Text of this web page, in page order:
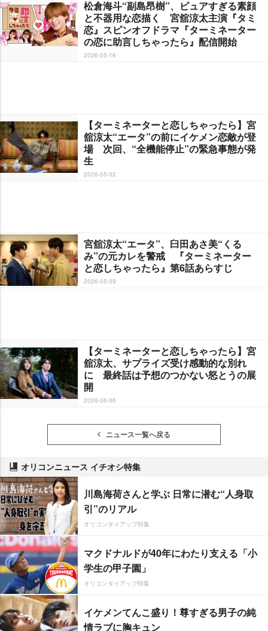
松倉海斗“副島昂樹”、ピュアすぎる素顔
と不器用な恋描く 宮舘涼太主演『タミ
恋』スピンオフドラマ『ターミネーター
の恋に助言しちゃったら』配信開始
2026-05-16
【ターミネーターと恋しちゃったら】宮
舘涼太“エータ”の前にイケメン恋敵が登
場 次回、“全機能停止”の緊急事態が発
生
2026-05-02
宮舘涼太“エータ”、臼田あさ美“くる
み”の元カレを警戒 『ターミネーター
と恋しちゃったら』第6話あらすじ
2026-05-09
【ターミネーターと恋しちゃったら】宮
舘涼太、サプライズ受け感動的な別れ
に 最終話は予想のつかない怒とうの展
開
2026-06-06
ニュース一覧へ戻る
オリコンニュース イチオシ特集
川島海荷さんと学ぶ 日常に潜む“人身取
引”のリアル
オリコンタイアップ特集
マクドナルドが40年にわたり支える「小
学生の甲子園」
オリコンタイアップ特集
イケメンてんこ盛り！尊すぎる男子の純
情ラブに胸キュン